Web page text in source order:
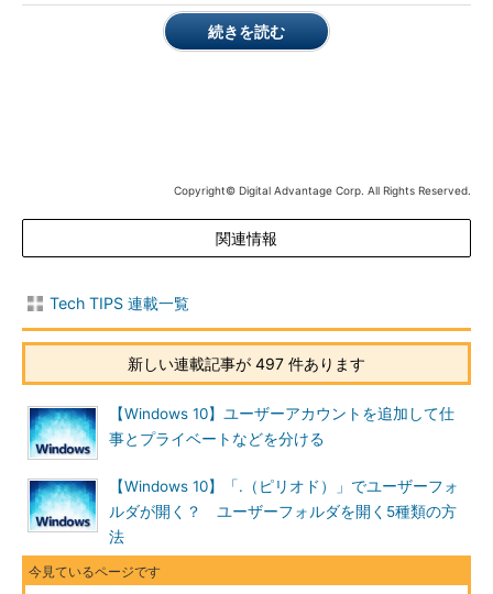
タスクバーの右クリックメニューから起
タスクバーのアイコンのないところを右
クリックしてメニューを表示し、［タス
クマネージャー］を選択することでタス
クマネージャーが起動できる。少ない手
順でタスクマネージャーが起動できるの
WinXメニューからタスクマネージャーを起動する
［Windows］＋［X］キーを押して表示されるメニュー（WinX
メニュー、Win+Xメニュー、クリックアクセスメニューなどと呼
ばれる）で［タスクマネージャー］を選択する方法もある。
WinXメニューは、［スタート］ボタンの右クリックでも開くこ
続きを読む
Copyright© Digital Advantage Corp. All Rights Reserved.
関連情報
Tech TIPS 連載一覧
新しい連載記事が 497 件あります
【Windows 10】ユーザーアカウントを追加して仕
事とプライベートなどを分ける
【Windows 10】「.（ピリオド）」でユーザーフォ
ルダが開く？ ユーザーフォルダを開く5種類の方
法